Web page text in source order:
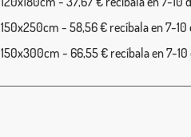
150x250cm - 58,56 € recíbala en 7-10
150x300cm - 66,55 € recíbala en 7-10